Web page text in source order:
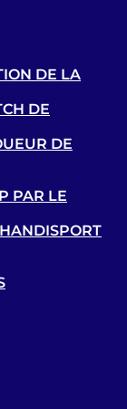
DE LA
DE
DE
PAR LE
ACBB - B2/B3